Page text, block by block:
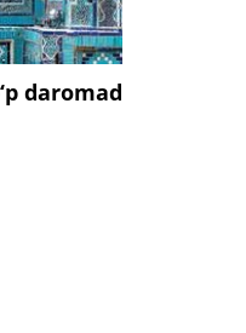
daromad